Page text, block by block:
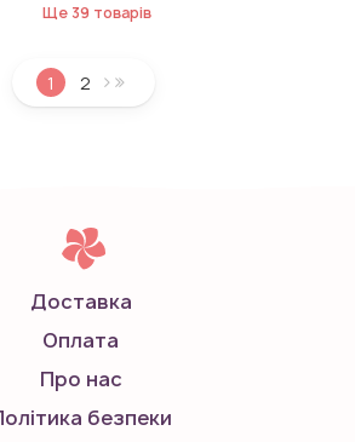
Ще 39 товарів
1 2
Доставка
Оплата
Про нас
безпеки